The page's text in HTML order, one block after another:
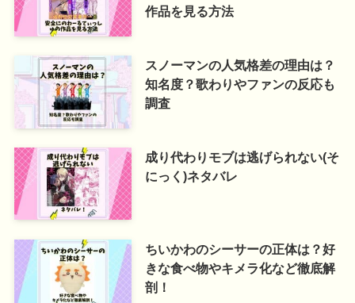
作品を見る方法
スノーマンの人気格差の理由は？
知名度？歌わりやファンの反応も
調査
成り代わりモブは逃げられない(そ
にっく)ネタバレ
ちいかわのシーサーの正体は？好
きな食べ物やキメラ化など徹底解
剖！